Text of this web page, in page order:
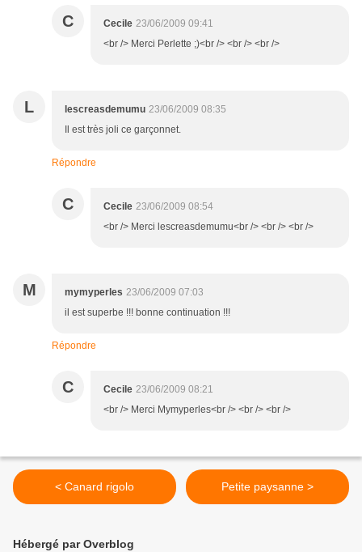
C Cecile 23/06/2009 09:41
<br /> Merci Perlette ;)<br /> <br /> <br />
L lescreasdemumu 23/06/2009 08:35
Il est très joli ce garçonnet.
Répondre
C Cecile 23/06/2009 08:54
<br /> Merci lescreasdemumu<br /> <br /> <br />
M mymyperles 23/06/2009 07:03
il est superbe !!! bonne continuation !!!
Répondre
C Cecile 23/06/2009 08:21
<br /> Merci Mymyperles<br /> <br /> <br />
< Canard rigolo Petite paysanne >
Hébergé par Overblog